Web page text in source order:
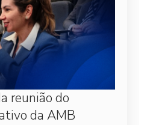
reunião do
da AMB